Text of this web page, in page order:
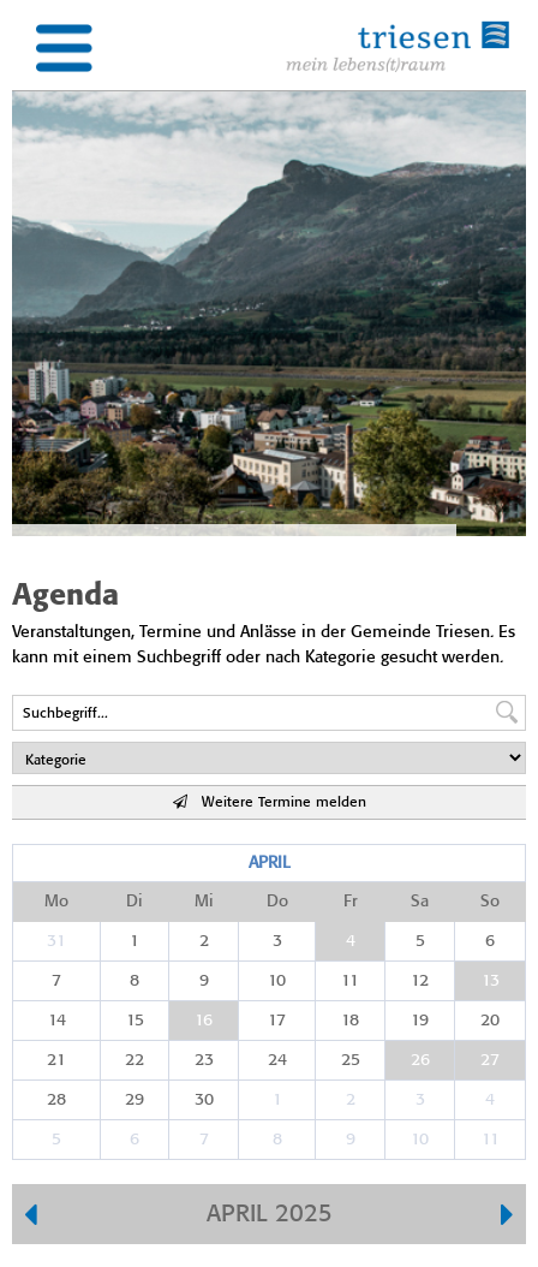
Agenda
Veranstaltungen, Termine und Anlässe in der Gemeinde Triesen. Es
kann mit einem Suchbegriff oder nach Kategorie gesucht werden.
Weitere Termine melden
APRIL
Mo Di Mi Do Fr Sa So
31 1 2 3 4 5 6
7 8 9 10 11 12 13
14 15 16 17 18 19 20
21 22 23 24 25 26 27
28 29 30 1 2 3 4
5 6 7 8 9 10 11
APRIL 2025